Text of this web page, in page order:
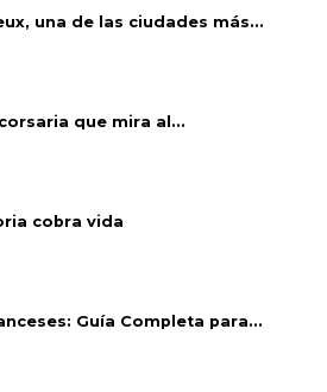
una de las ciudades más...
que mira al...
cobra vida
Guía Completa para...